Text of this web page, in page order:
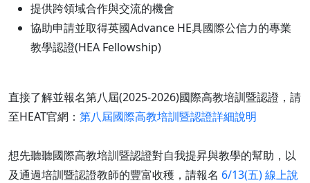
提供跨領域合作與交流的機會
協助申請並取得英國Advance HE具國際公信力的專業
教學認證(HEA Fellowship)
直接了解並報名第八屆(2025-2026)國際高教培訓暨認證，請
至HEAT官網： 第八屆國際高教培訓暨認證詳細說明
想先聽聽國際高教培訓暨認證對自我提昇與教學的幫助，以
及通過培訓暨認證教師的豐富收穫，請報名 6/13(五) 線上說